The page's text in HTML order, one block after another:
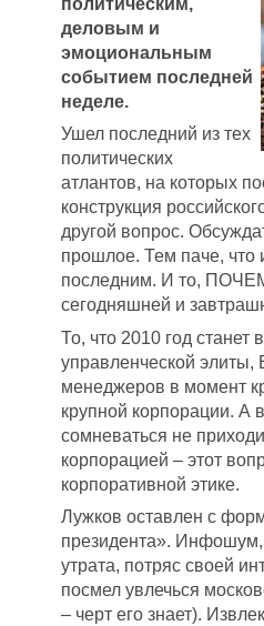
деловым и
эмоциональным
событием последней
неделе.
Ушел последний из тех
политических
атлантов, на которых
конструкция
другой вопрос.
прошлое. Тем паче, что
последним. И то,
сегодняшней и
То, что 2010 год
управленческой
менеджеров в момент
крупной корпорации. А
сомневаться не
корпорацией – этот
корпоративной этике.
Лужков оставлен с
президента».
утрата, потряс своей
посмел увлечься
– черт его знает).